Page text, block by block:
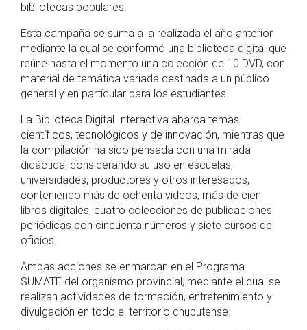
bibliotecas populares.
Esta campaña se suma a la realizada el año anterior
mediante la cual se conformó una biblioteca digital que
reúne hasta el momento una colección de 10 DVD, con
material de temática variada destinada a un público
general y en particular para los estudiantes.
La Biblioteca Digital Interactiva abarca temas
científicos, tecnológicos y de innovación, mientras que
la compilación ha sido pensada con una mirada
didáctica, considerando su uso en escuelas,
universidades, productores y otros interesados,
conteniendo más de ochenta videos, más de cien
libros digitales, cuatro colecciones de publicaciones
periódicas con cincuenta números y siete cursos de
oficios.
Ambas acciones se enmarcan en el Programa
SUMATE del organismo provincial, mediante el cual se
realizan actividades de formación, entretenimiento y
divulgación en todo el territorio chubutense.